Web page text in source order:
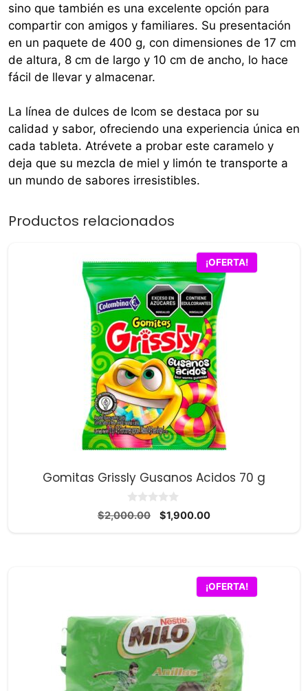
sino que también es una excelente opción para
compartir con amigos y familiares. Su presentación
en un paquete de 400 g, con dimensiones de 17 cm
de altura, 8 cm de largo y 10 cm de ancho, lo hace
fácil de llevar y almacenar.
La línea de dulces de Icom se destaca por su
calidad y sabor, ofreciendo una experiencia única en
cada tableta. Atrévete a probar este caramelo y
deja que su mezcla de miel y limón te transporte a
un mundo de sabores irresistibles.
Productos relacionados
¡OFERTA!
Gomitas Grissly Gusanos Acidos 70 g
0
d
$2,000.00
El
$1,900.00El
¡OFERTA!